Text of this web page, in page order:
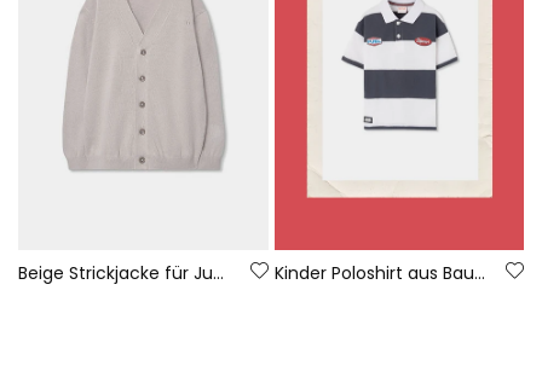
Beige Strickjacke für Jungen Kinder Poloshirt aus Baumwolle in Schwarz und Weiß